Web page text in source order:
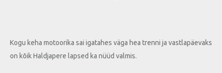
Kogu keha motoorika sai igatahes väga hea trenni ja vastlapäevaks
on kõik Haldjapere lapsed ka nüüd valmis.